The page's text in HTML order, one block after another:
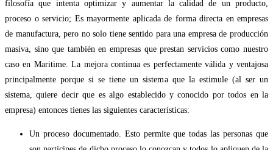
filosofía que intenta optimizar y aumentar la calidad de un producto,
proceso o servicio; Es mayormente aplicada de forma directa en empresas
de manufactura, pero no solo tiene sentido para una empresa de producción
masiva, sino que también en empresas que prestan servicios como nuestro
caso en Maritime. La mejora continua es perfectamente válida y ventajosa
principalmente porque si se tiene un sistema que la estimule (al ser un
sistema, quiere decir que es algo establecido y conocido por todos en la
empresa) entonces tienes las siguientes características:
Un proceso documentado. Esto permite que todas las personas que